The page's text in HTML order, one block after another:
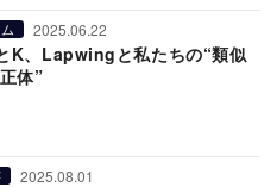
2025.06.22
K、Lapwingと私たちの“類似
体”
2025.08.01